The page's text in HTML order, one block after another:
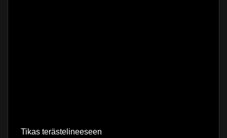
Tikas terästelineeseen